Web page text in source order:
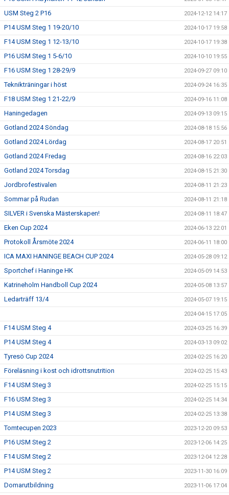
USM Steg 2 P16 2024-12-12 14:17
P14 USM Steg 1 19-20/10 2024-10-17 19:58
F14 USM Steg 1 12-13/10 2024-10-17 19:38
P16 USM Steg 1 5-6/10 2024-10-10 19:55
F16 USM Steg 1 28-29/9 2024-09-27 09:10
Teknikträningar i höst 2024-09-24 16:35
F18 USM Steg 1 21-22/9 2024-09-16 11:08
Haningedagen 2024-09-13 09:15
Gotland 2024 Söndag 2024-08-18 15:56
Gotland 2024 Lördag 2024-08-17 20:51
Gotland 2024 Fredag 2024-08-16 22:03
Gotland 2024 Torsdag 2024-08-15 21:30
Jordbrofestivalen 2024-08-11 21:23
Sommar på Rudan 2024-08-11 21:18
SILVER i Svenska Mästerskapen! 2024-08-11 18:47
Eken Cup 2024 2024-06-13 22:01
Protokoll Årsmöte 2024 2024-06-11 18:00
ICA MAXI HANINGE BEACH CUP 2024 2024-05-28 09:12
Sportchef i Haninge HK 2024-05-09 14:53
Katrineholm Handboll Cup 2024 2024-05-08 13:57
Ledarträff 13/4 2024-05-07 19:15
2024-04-15 17:05
F14 USM Steg 4 2024-03-25 16:39
P14 USM Steg 4 2024-03-13 09:02
Tyresö Cup 2024 2024-02-25 16:20
Föreläsning i kost och idrottsnutrition 2024-02-25 15:43
F14 USM Steg 3 2024-02-25 15:15
F16 USM Steg 3 2024-02-25 14:34
P14 USM Steg 3 2024-02-25 13:38
Tomtecupen 2023 2023-12-20 09:53
P16 USM Steg 2 2023-12-06 14:25
F14 USM Steg 2 2023-12-04 12:28
P14 USM Steg 2 2023-11-30 16:09
Domarutbildning 2023-11-06 17:04